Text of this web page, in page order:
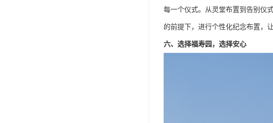
每一个仪式。从灵堂布置到告别仪
的前提下，进行个性化纪念布置，
六、选择福寿园，选择安心